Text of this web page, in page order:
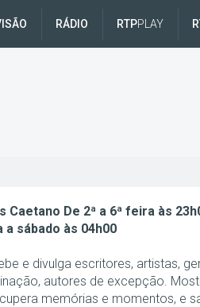
RÁDIO RTPPLAY
Caetano De 2ª a 6ª feira às
sábado às 04h00
e divulga escritores, artistas,
autores de excepção.
memórias e momentos, e